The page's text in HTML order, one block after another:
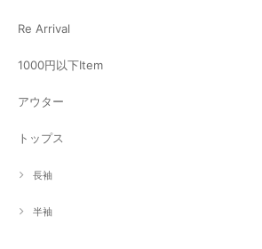
Re Arrival
1000円以下Item
アウター
トップス
長袖
半袖